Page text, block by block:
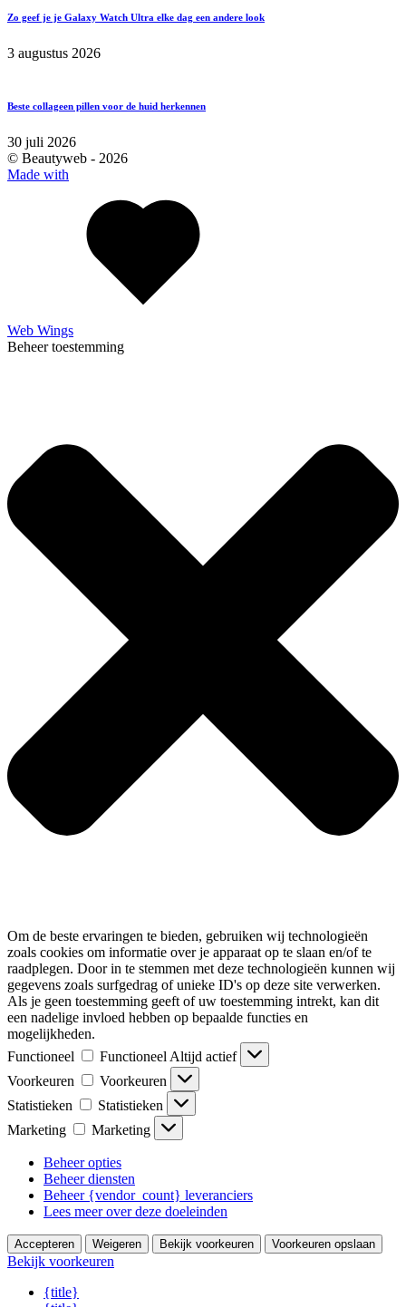
Zo geef je je Galaxy Watch Ultra elke dag een andere look
3 augustus 2026
Beste collageen pillen voor de huid herkennen
30 juli 2026
© Beautyweb - 2026
Made with
Web Wings
Beheer toestemming
Om de beste ervaringen te bieden, gebruiken wij technologieën
zoals cookies om informatie over je apparaat op te slaan en/of te
raadplegen. Door in te stemmen met deze technologieën kunnen wij
gegevens zoals surfgedrag of unieke ID's op deze site verwerken.
Als je geen toestemming geeft of uw toestemming intrekt, kan dit
een nadelige invloed hebben op bepaalde functies en
mogelijkheden.
Functioneel
Functioneel Altijd actief
Voorkeuren
Voorkeuren
Statistieken
Statistieken
Marketing
Marketing
Beheer opties
Beheer diensten
Beheer {vendor_count} leveranciers
Lees meer over deze doeleinden
Accepteren Weigeren Bekijk voorkeuren Voorkeuren opslaan
Bekijk voorkeuren
{title}